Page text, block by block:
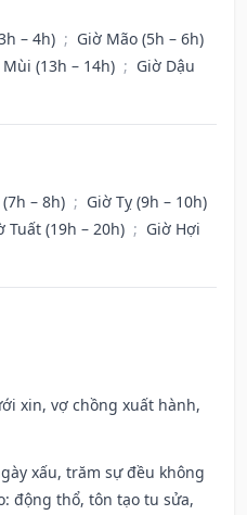
– 4h) ; Giờ Mão (5h – 6h)
Mùi (13h – 14h) ; Giờ Dậu
– 8h) ; Giờ Tỵ (9h – 10h)
Tuất (19h – 20h) ; Giờ Hợi
xin, vợ chồng xuất hành,
xấu, trăm sự đều không
động thổ, tôn tạo tu sửa,